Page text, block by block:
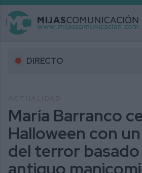
DIRECTO
María Barranco
Halloween con
del terror basado